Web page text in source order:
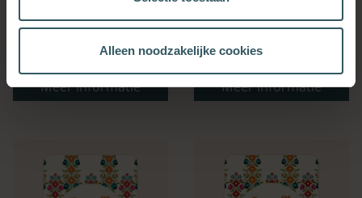
Alleen noodzakelijke cookies
Meer informatie Meer informatie